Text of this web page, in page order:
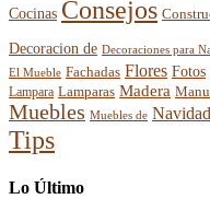
Cocinas Consejos
Decoracion de Decoraciones para
El Mueble Fachadas Flores Fotos
Lampara Lamparas Madera
Muebles Muebles de Navidad
Tips
Lo Último